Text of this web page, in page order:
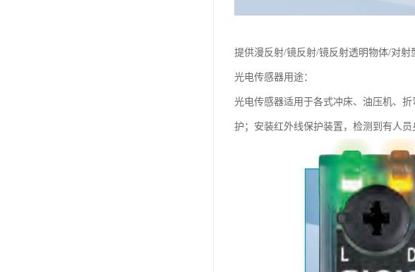
提供漫反射/镜反射/镜反射透明物体/对射
光电传感器用途：
光电传感器适用于各式冲床、油压机、
护；安装红外线保护装置，检测到有人